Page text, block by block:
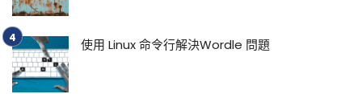
使用 Linux 命令行解決Wordle 問題